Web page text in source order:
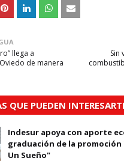
Sin
llega a
de manera
QUE PUEDEN
Indesur apoya con aporte
graduación de la
Un Sueño"